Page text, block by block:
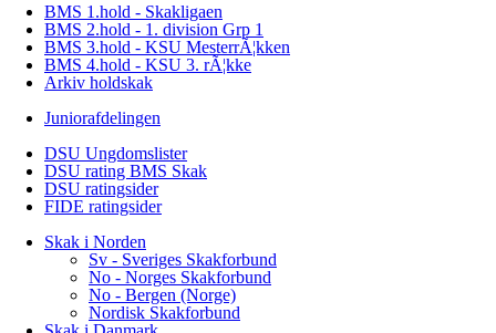
BMS 1.hold - Skakligaen
BMS 2.hold - 1. division Grp 1
BMS 3.hold - KSU MesterrÃ¦kken
BMS 4.hold - KSU 3. rÃ¦kke
Arkiv holdskak
Juniorafdelingen
DSU Ungdomslister
DSU rating BMS Skak
DSU ratingsider
FIDE ratingsider
Skak i Norden
Sv - Sveriges Skakforbund
No - Norges Skakforbund
No - Bergen (Norge)
Nordisk Skakforbund